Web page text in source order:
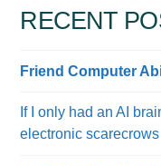
RECENT
Friend Computer
If I only had an AI
electronic